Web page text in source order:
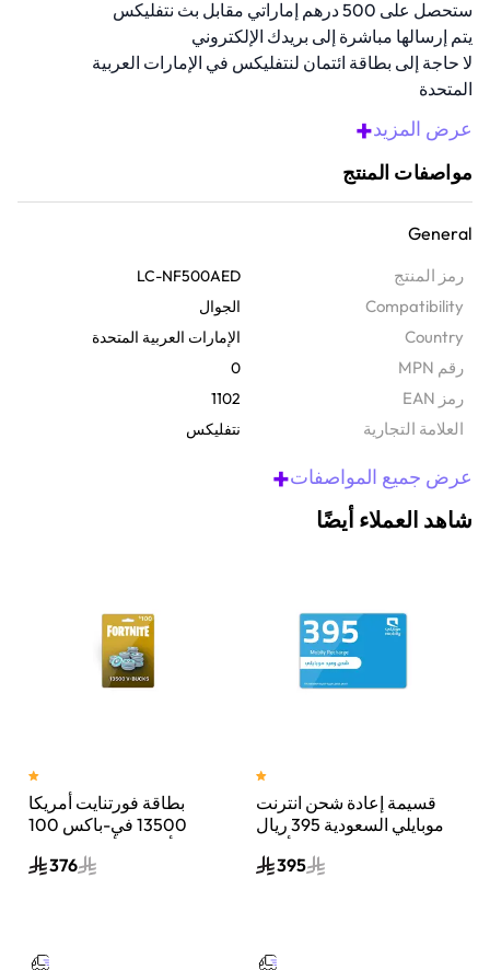
ستحصل على 500 درهم إماراتي مقابل بث نتفليكس
يتم إرسالها مباشرة إلى بريدك الإلكتروني
لا حاجة إلى بطاقة ائتمان لنتفليكس في الإمارات العربية
المتحدة
استرداد الرمز بسهولة على الموقع الرسمي
رائعة للهدايا أو للمشاهدة بنهمك الخاص
نظرة عامة
احصل على بطاقة الهدية هذه لنفسك أو لشخص مميز واستمتع بمشاهدة لا
نهاية لها. يمنحك هذا الرمز الرقمي إمكانية الوصول إلى الكثير من الأفلام
مباشرةً في بريدك الإلكتروني، مما يجعلها هدية رائعة لأعياد الميلاد أو
العطلات أو لمجرد أنها هدية رائعة. للبدء، ما عليك سوى الانتقال إلى
www.netflix.com/redeem، وتسجيل الدخول أو إنشاء حساب، وإدخال
الرمز الخاص بك لبدء البث على الفور.
عرض المزيد+
مواصفات المنتج
General
رمز المنتج LC-NF500AED
Compatibility الجوال
Country الإمارات العربية المتحدة
رقم MPN 0
رمز EAN 1102
‫العلامة التجارية نتفليكس
عرض جميع المواصفات+
شاهد العملاء أيضًا
بطاقة فورتنايت أمريكا
13500 في-باكس 100
دولار أمريكي ألوان متعددة
376
قسيمة إعادة شحن انترنت
موبايلي السعودية 395 ريال
سعودي أزرق
395